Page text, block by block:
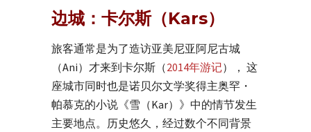
边城：卡尔斯（Kars）
旅客通常是为了造访亚美尼亚阿尼古城
（Ani）才来到卡尔斯（2014年游记）， 这
座城市同时也是诺贝尔文学奖得主奥罕・
帕慕克的小说《雪（Kar）》中的情节发生
主要地点。历史悠久，经过数个不同背景